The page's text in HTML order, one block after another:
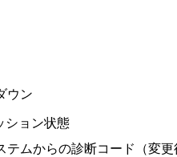
ウン
ョン状態
ムからの診断コード（変